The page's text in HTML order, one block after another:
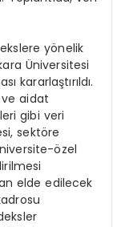
yönelik
Üniversitesi
kararlaştırıldı.
ve aidat
gibi veri
sektöre
özel
elde edilecek